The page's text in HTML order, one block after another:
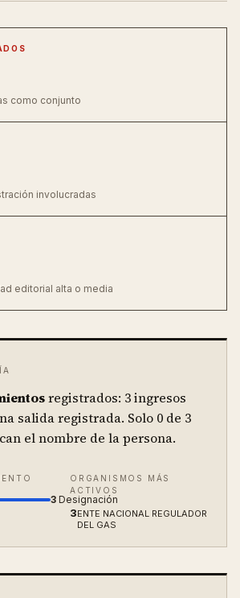
como conjunto
involucradas
editorial alta o media
registrados: 3 ingresos
salida registrada. Solo 0 de 3
el nombre de la persona.
3 Designación
ORGANISMOS MÁS
ACTIVOS
3ENTE NACIONAL REGULADOR
DEL GAS